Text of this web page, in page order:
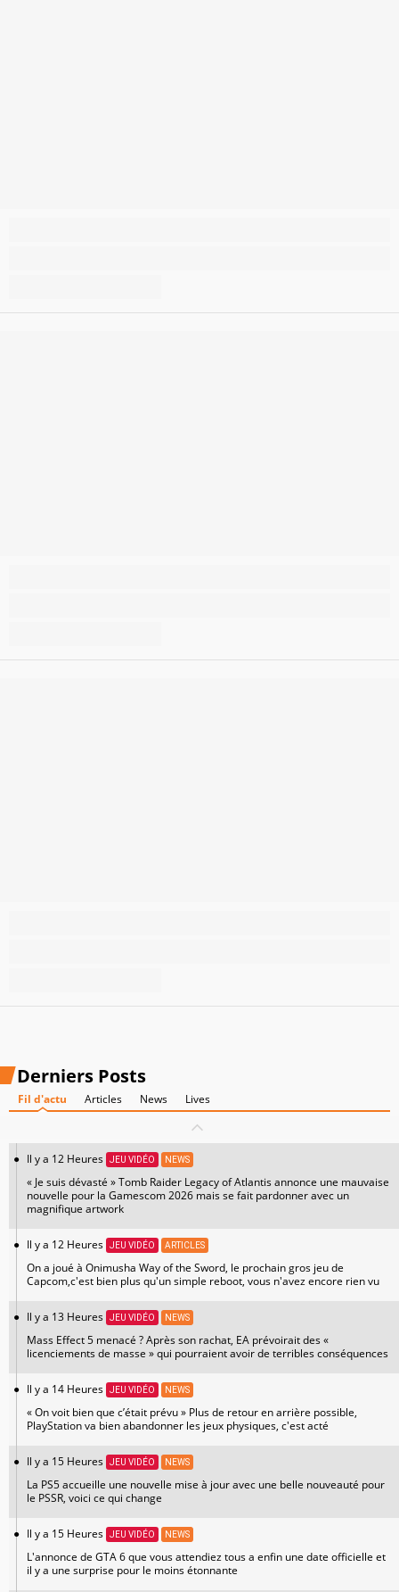
Derniers Posts
Fil d'actu Articles News Lives
Il y a 12 Heures JEU VIDÉO NEWS
« Je suis dévasté » Tomb Raider Legacy of Atlantis annonce une mauvaise
nouvelle pour la Gamescom 2026 mais se fait pardonner avec un
magnifique artwork
Il y a 12 Heures JEU VIDÉO ARTICLES
On a joué à Onimusha Way of the Sword, le prochain gros jeu de
Capcom,c'est bien plus qu'un simple reboot, vous n'avez encore rien vu
Il y a 13 Heures JEU VIDÉO NEWS
Mass Effect 5 menacé ? Après son rachat, EA prévoirait des «
licenciements de masse » qui pourraient avoir de terribles conséquences
Il y a 14 Heures JEU VIDÉO NEWS
« On voit bien que c’était prévu » Plus de retour en arrière possible,
PlayStation va bien abandonner les jeux physiques, c'est acté
Il y a 15 Heures JEU VIDÉO NEWS
La PS5 accueille une nouvelle mise à jour avec une belle nouveauté pour
le PSSR, voici ce qui change
Il y a 15 Heures JEU VIDÉO NEWS
L'annonce de GTA 6 que vous attendiez tous a enfin une date officielle et
il y a une surprise pour le moins étonnante